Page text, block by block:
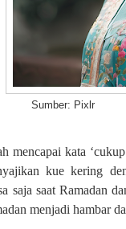
Pixlr
mencapai kata
kue kering
saja saat Ramadan
menjadi hambar